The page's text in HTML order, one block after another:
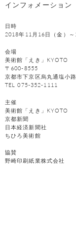
インフォメーション
日時
2018年11月16日（金）～
会場
美術館「えき」KYOTO
〒600-8555
京都市下京区烏丸通塩小
TEL 075-352-1111
主催
美術館「えき」KYOTO
京都新聞
日本経済新聞社
ちひろ美術館
協賛
野崎印刷紙業株式会社